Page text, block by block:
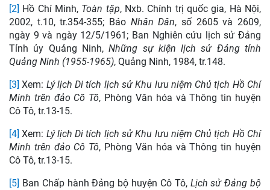
[2] Hồ Chí Minh, Toàn tập, Nxb. Chính trị quốc gia, Hà Nội,
2002, t.10, tr.354-355; Báo Nhân Dân, số 2605 và 2609,
ngày 9 và ngày 12/5/1961; Ban Nghiên cứu lịch sử Đảng
Tỉnh ủy Quảng Ninh,Những sự kiện lịch sử Đảng tỉnh
Quảng Ninh (1955-1965), Quảng Ninh, 1984, tr.148.
[3] Xem: Lý lịch Di tích lịch sử Khu lưu niệm Chủ tịch Hồ Chí
Minh trên đảo Cô Tô, Phòng Văn hóa và Thông tin huyện
Cô Tô, tr.13-15.
[4] Xem: Lý lịch Di tích lịch sử Khu lưu niệm Chủ tịch Hồ Chí
Minh trên đảo Cô Tô, Phòng Văn hóa và Thông tin huyện
Cô Tô, tr.13-15.
[5] Ban Chấp hành Đảng bộ huyện Cô Tô, Lịch sử Đảng bộ